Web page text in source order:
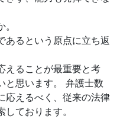
あるという原点に立ち返
えることが最重要と考
と思います。 弁護士数
応えるべく、従来の法律
ております。